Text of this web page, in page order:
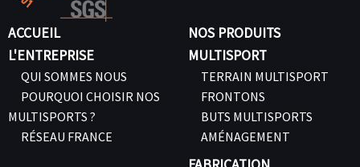
ACCUEIL
L'ENTREPRISE
QUI SOMMES NOUS
POURQUOI CHOISIR NOS
MULTISPORTS ?
RÉSEAU FRANCE
NOS PRODUITS
MULTISPORT
TERRAIN MULTISPORT
FRONTONS
BUTS MULTISPORTS
AMÉNAGEMENT